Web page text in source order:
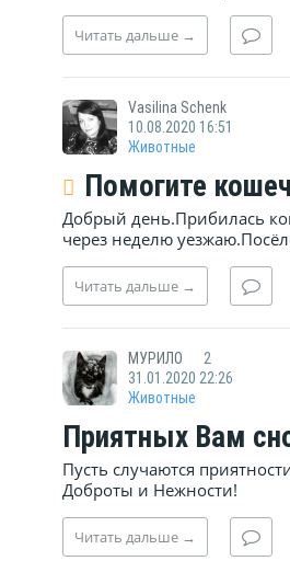
Читать дальше →
Vasilina Schenk
10.08.2020 16:51
Животные
Помогите
Добрый день.Прибилась
через неделю
Читать дальше →
МУРИЛО
2
31.01.2020 22:26
Животные
Приятных Вам
Пусть случаются
Доброты и Нежности!
Читать дальше →